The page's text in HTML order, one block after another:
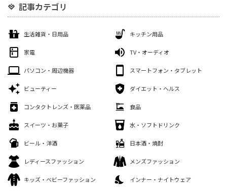
記事カテゴリ
生活雑貨・日用品 キッチン用品
家電 TV・オーディオ
パソコン・周辺機器 スマートフォン・タブレット
ビューティー ダイエット・ヘルス
コンタクトレンズ・医薬品 食品
スイーツ・お菓子 水・ソフトドリンク
ビール・洋酒 日本酒・焼酎
レディースファッション メンズファッション
キッズ・ベビーファッション インナー・ナイトウェア